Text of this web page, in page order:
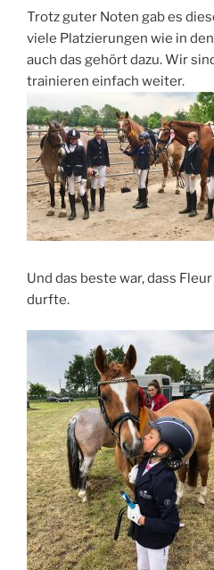
Trotz guter Noten gab es
viele Platzierungen wie in
auch das gehört dazu. Wir
trainieren einfach weiter.
Und das beste war, dass
durfte.